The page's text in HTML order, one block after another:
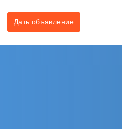
Дать объявление